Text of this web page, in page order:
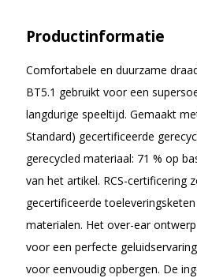
Productinformatie
Comfortabele en duurzame
BT5.1 gebruikt voor een
langdurige speeltijd. Gemaakt
Standard) gecertificeerde
gerecycled materiaal: 71 % op
van het artikel. RCS-certificering
gecertificeerde
materialen. Het over-ear
voor een perfecte
voor eenvoudig opbergen. De